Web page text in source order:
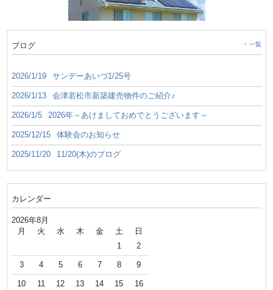
ブログ 一覧
2026/1/19 サンデーあいづ1/25号
2026/1/13 会津若松市新築建売物件のご紹介♪
2026/1/5 2026年～あけましておめでとうございます～
2025/12/15 体験会のお知らせ
2025/11/20 11/20(木)のブログ
カレンダー
2026年8月
月 火 水 木 金 土 日
1 2
3 4 5 6 7 8 9
10 11 12 13 14 15 16